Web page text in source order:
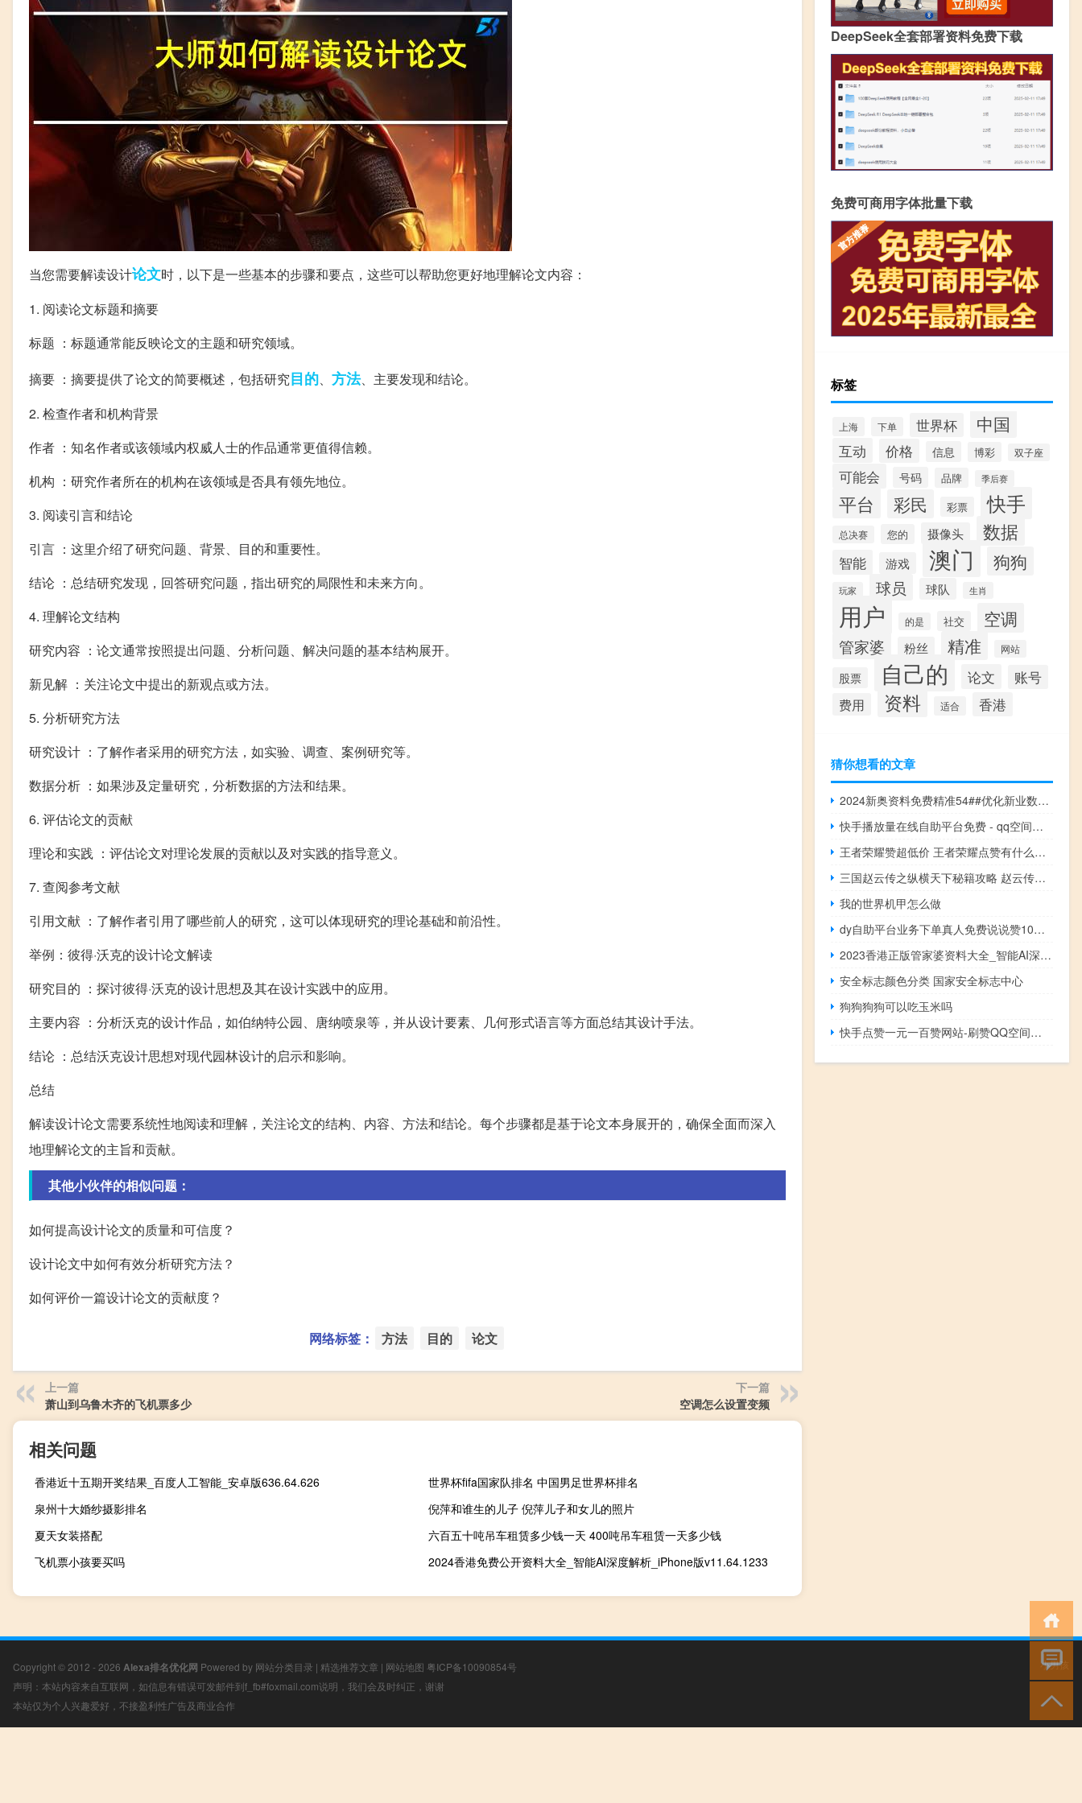
当您需要解读设计论文时，以下是一些基本的步骤和要点，这些可以帮助您更好地理解论文内容：
1. 阅读论文标题和摘要
标题 ：标题通常能反映论文的主题和研究领域。
摘要 ：摘要提供了论文的简要概述，包括研究目的、 方法、主要发现和结论。
2. 检查作者和机构背景
作者 ：知名作者或该领域内权威人士的作品通常更值得信赖。
机构 ：研究作者所在的机构在该领域是否具有领先地位。
3. 阅读引言和结论
引言 ：这里介绍了研究问题、背景、目的和重要性。
结论 ：总结研究发现，回答研究问题，指出研究的局限性和未来方向。
4. 理解论文结构
研究内容 ：论文通常按照提出问题、分析问题、解决问题的基本结构展开。
新见解 ：关注论文中提出的新观点或方法。
5. 分析研究方法
研究设计 ：了解作者采用的研究方法，如实验、调查、案例研究等。
数据分析 ：如果涉及定量研究，分析数据的方法和结果。
6. 评估论文的贡献
理论和实践 ：评估论文对理论发展的贡献以及对实践的指导意义。
7. 查阅参考文献
引用文献 ：了解作者引用了哪些前人的研究，这可以体现研究的理论基础和前沿性。
举例：彼得·沃克的设计论文解读
研究目的 ：探讨彼得·沃克的设计思想及其在设计实践中的应用。
主要内容 ：分析沃克的设计作品，如伯纳特公园、唐纳喷泉等，并从设计要素、几何形式语言等方面总结其设计手法。
结论 ：总结沃克设计思想对现代园林设计的启示和影响。
总结
解读设计论文需要系统性地阅读和理解，关注论文的结构、内容、方法和结论。每个步骤都是基于论文本身展开的，确保全面而深入
地理解论文的主旨和贡献。
其他小伙伴的相似问题：
如何提高设计论文的质量和可信度？
设计论文中如何有效分析研究方法？
如何评价一篇设计论文的贡献度？
网络标签： 方法 目的 论文
上一篇
萧山到乌鲁木齐的飞机票多少
下一篇
空调怎么设置变频
相关问题
香港近十五期开奖结果_百度人工智能_安卓版636.64.626
世界杯fifa国家队排名 中国男足世界杯排名
泉州十大婚纱摄影排名
倪萍和谁生的儿子 倪萍儿子和女儿的照片
夏天女装搭配
六百五十吨吊车租赁多少钱一天 400吨吊车租赁一天多少钱
飞机票小孩要买吗
2024香港免费公开资料大全_智能AI深度解析_iPhone版v11.64.1233
DeepSeek全套部署资料免费下载
免费可商用字体批量下载
标签
上海 下单 世界杯 中国
互动 价格 信息 博彩 双子座
可能会 号码 品牌 季后赛
平台 彩民 彩票 快手
总决赛 您的 摄像头 数据
智能 游戏 澳门 狗狗
玩家 球员 球队 生肖
用户 的是 社交 空调
管家婆 粉丝 精准 网站
股票 自己的 论文 账号
费用 资料 适合 香港
猜你想看的文章
2024新奥资料免费精准54##优化新业数据对比解释落实态新-3058.XM0.139
快手播放量在线自助平台免费 - qq空间访问人数狂刷器手机版_qq空间快速秒赞真实
王者荣耀赞超低价 王者荣耀点赞有什么用(王者荣耀的赞有啥用)
三国赵云传之纵横天下秘籍攻略 赵云传之纵横天下秘籍
我的世界机甲怎么做
dy自助平台业务下单真人免费说说赞10个自助下单
2023香港正版管家婆资料大全_智能AI深度解析_爱采购版v47.08.902
安全标志颜色分类 国家安全标志中心
狗狗狗狗可以吃玉米吗
快手点赞一元一百赞网站-刷赞QQ空间啊豪
Copyright © 2012 - 2026 Alexa排名优化网 Powered by 网站分类目录 | 精选推荐文章 | 网站地图 粤ICP备10090854号
声明：本站内容来自互联网，如信息有错误可发邮件到f_fb#foxmail.com说明，我们会及时纠正，谢谢
本站仅为个人兴趣爱好，不接盈利性广告及商业合作
小男孩